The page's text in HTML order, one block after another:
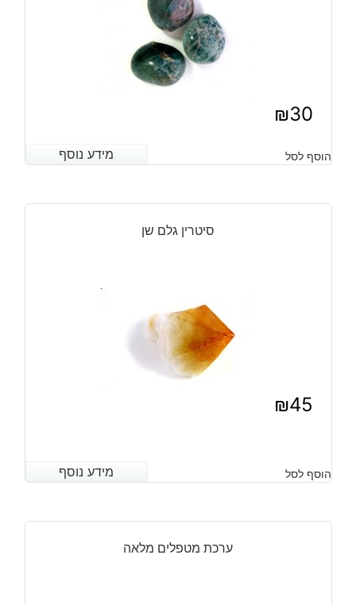
₪30
מידע נוסף הוסף לסל מידע נוסף
סיטרין גלם שן
₪45
מידע נוסף הוסף לסל מידע נוסף
ערכת מטפלים מלאה